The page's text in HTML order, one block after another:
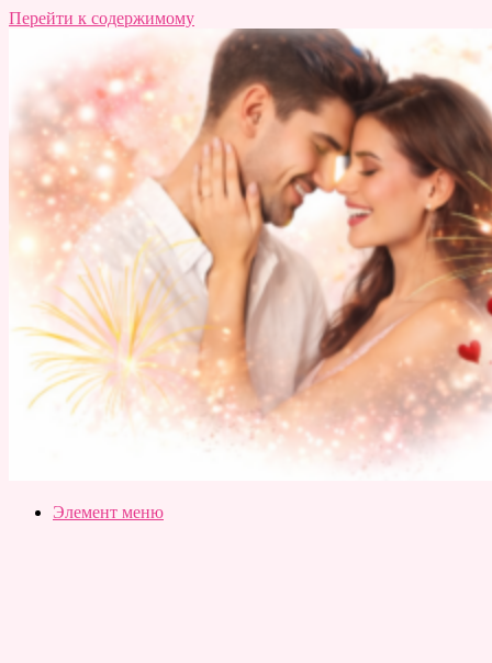
Перейти к содержимому
Slubovju.ru
Бесплатные
Элемент меню